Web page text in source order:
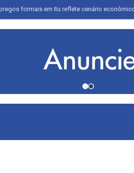
em Itu reflete cenário econômico e